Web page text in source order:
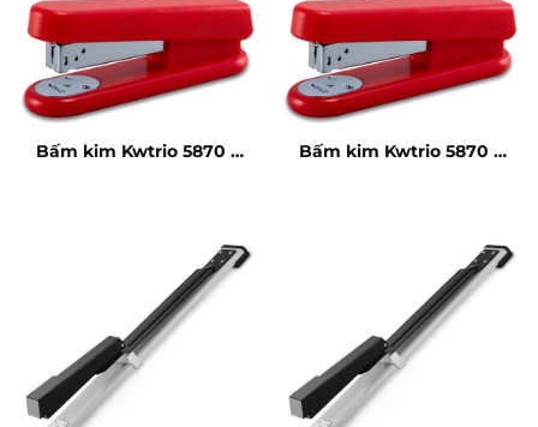
Bấm kim Kwtrio 5870 –
Bấm kim Kwtrio 5870 –